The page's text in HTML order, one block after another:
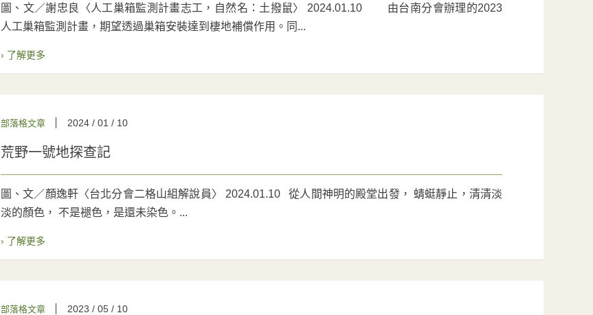
圖、文／謝忠良〈人工巢箱監測計畫志工，自然名：土撥鼠〉 2024.01.10 由台南分會辦理的2023
人工巢箱監測計畫，期望透過巢箱安裝達到棲地補償作用。同...
› 了解更多
部落格文章 2024 / 01 / 10
荒野一號地探查記
圖、文／顏逸軒〈台北分會二格山組解說員〉 2024.01.10 從人間神明的殿堂出發， 蜻蜓靜止，清清淡
淡的顏色， 不是褪色，是還未染色。...
› 了解更多
部落格文章 2023 / 05 / 10